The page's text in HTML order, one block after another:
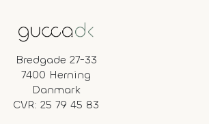
Bredgade 27-33
7400 Herning
Danmark
CVR: 25 79 45 83